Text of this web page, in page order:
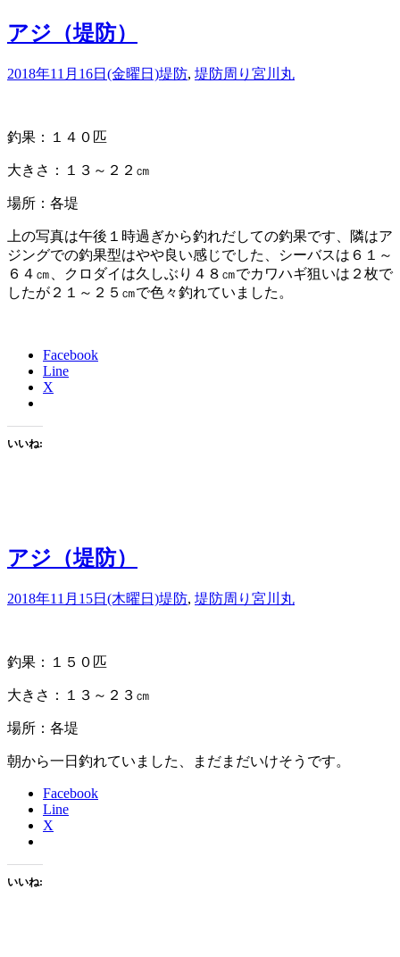
アジ（堤防）
2018年11月16日(金曜日)堤防, 堤防周り 宮川丸
釣果：１４０匹
大きさ：１３～２２㎝
場所：各堤
上の写真は午後１時過ぎから釣れだしての釣果です、隣はア
ジングでの釣果型はやや良い感じでした、シーバスは６１～
６４㎝、クロダイは久しぶり４８㎝でカワハギ狙いは２枚で
したが２１～２５㎝で色々釣れていました。
Facebook
Line
X
いいね:
アジ（堤防）
2018年11月15日(木曜日)堤防, 堤防周り 宮川丸
釣果：１５０匹
大きさ：１３～２３㎝
場所：各堤
朝から一日釣れていました、まだまだいけそうです。
Facebook
Line
X
いいね: